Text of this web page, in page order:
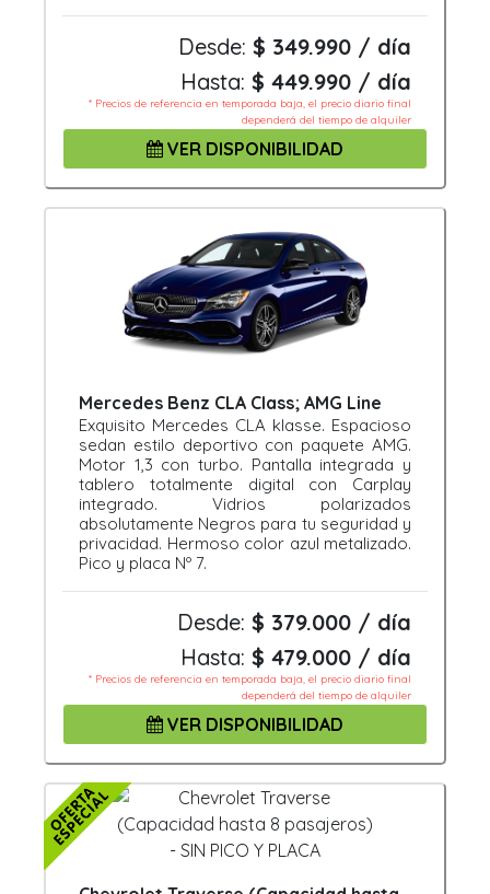
Desde: $ 349.990 / día
Hasta: $ 449.990 / día
* Precios de referencia en temporada baja, el precio diario final
dependerá del tiempo de alquiler
VER DISPONIBILIDAD
Mercedes Benz CLA Class; AMG Line
Exquisito Mercedes CLA klasse. Espacioso
sedan estilo deportivo con paquete AMG.
Motor 1,3 con turbo. Pantalla integrada y
tablero totalmente digital con Carplay
integrado. Vidrios polarizados
absolutamente Negros para tu seguridad y
privacidad. Hermoso color azul metalizado.
Pico y placa Nº 7.
Desde: $ 379.000 / día
Hasta: $ 479.000 / día
* Precios de referencia en temporada baja, el precio diario final
dependerá del tiempo de alquiler
VER DISPONIBILIDAD